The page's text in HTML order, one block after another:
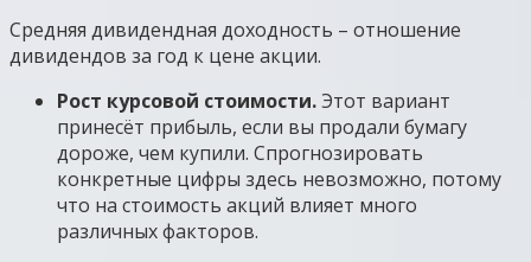
Средняя дивидендная доходность – отношение
дивидендов за год к цене акции.
Рост курсовой стоимости.Этот вариант
принесёт прибыль, если вы продали бумагу
дороже, чем купили. Спрогнозировать
конкретные цифры здесь невозможно, потому
что на стоимость акций влияет много
различных факторов.